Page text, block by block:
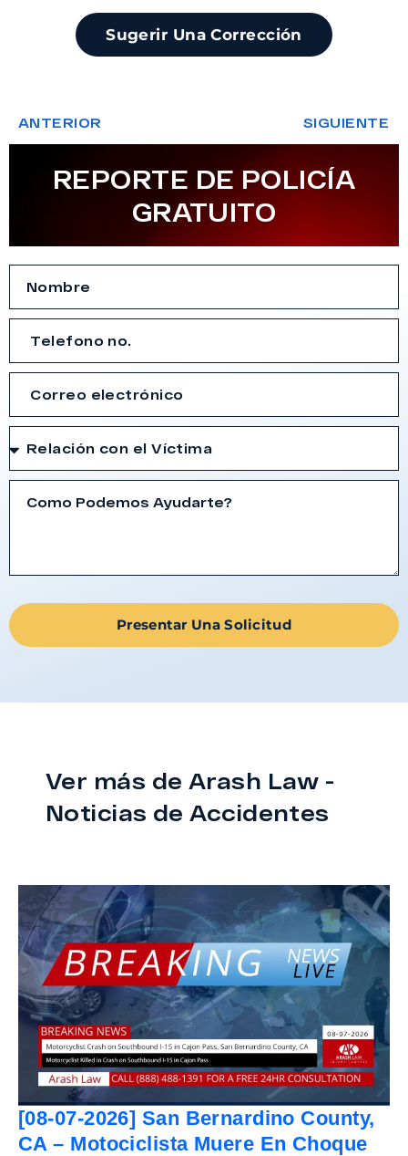
Sugerir Una Corrección
ANTERIOR SIGUIENTE
REPORTE DE POLICÍA
GRATUITO
Presentar Una Solicitud
Ver más de Arash Law -
Noticias de Accidentes
[08-07-2026] San Bernardino County,
CA – Motociclista Muere En Choque